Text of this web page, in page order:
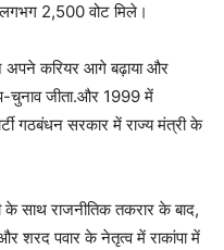
2,500 वोट मिले।
अपने करियर आगे बढ़ाया और
जीता.और 1999 में
गठबंधन सरकार में राज्य मंत्री के
साथ राजनीतिक तकरार के बाद,
शरद पवार के नेतृत्व में राकांपा में